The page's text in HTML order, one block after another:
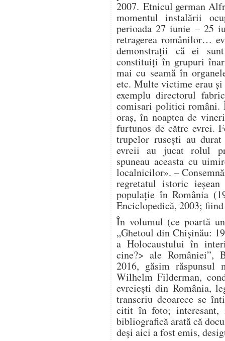
2007. Etnicul german
momentul instalării
perioada 27 iunie – 25
retragerea românilor…
demonstrații că ei
constituiți în grupuri
mai cu seamă în
etc. Multe victime erau
exemplu directorul
comisari politici români.
oraș, în noaptea de
furtunos de către evrei.
trupelor rusești au
evreii au jucat rolul
spuneau aceasta cu
localnicilor». –
regretatul istoric
populație în România
Enciclopedică, 2003;
În volumul (ce poartă
„Ghetoul din Chișinău:
a Holocaustului în
cine?> ale României”,
2016, găsim răspunsul
Wilhelm Filderman,
evreiești din România,
transcriu deoarece se
citit în foto; interesant,
bibliografică arată că
deși aici a fost emis,